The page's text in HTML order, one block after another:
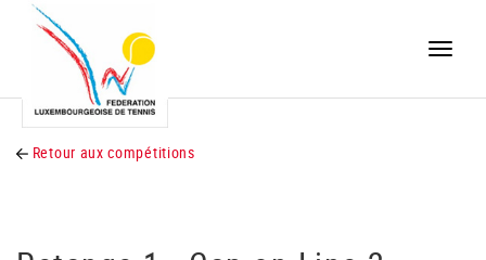
Toggle
Retour aux compétitions